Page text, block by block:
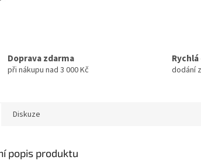
Doprava zdarma
při nákupu nad 3 000 Kč dodání
Diskuze
popis produktu